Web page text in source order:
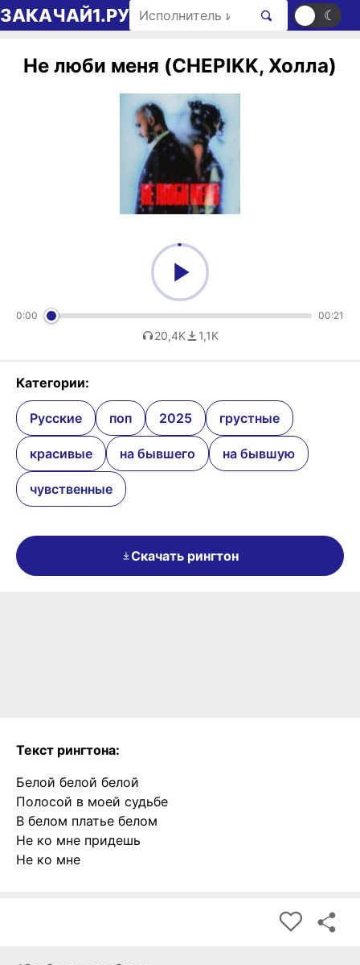
Перейти к содержимому
ЗАКАЧАЙ1.РУ Поиск рингтонов ☀ ☾
Не люби меня (CHEPIKK, Холла)
0:00 00:21
20,4K 1,1K
Категории:
Русские поп 2025 грустные
красивые на бывшего на бывшую
чувственные
Скачать рингтон
Текст рингтона:
Белой белой белой
Полосой в моей судьбе
В белом платье белом
Не ко мне придешь
Не ко мне